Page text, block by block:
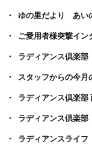
ゆの里だより あい
ご愛用者様突撃イン
ラディアンス倶楽
スタッフからの今
ラディアンス倶楽部
ラディアンス倶楽
ラディアンスライフ